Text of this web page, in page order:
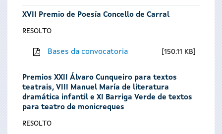
XVII Premio de Poesía Concello de Carral
RESOLTO
Bases da convocatoria 150.11 KB
Premios XXII Álvaro Cunqueiro para textos
teatrais, VIII Manuel María de literatura
dramática infantil e XI Barriga Verde de textos
para teatro de monicreques
RESOLTO